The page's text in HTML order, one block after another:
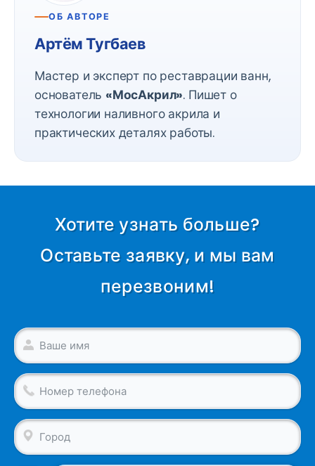
ОБ АВТОРЕ
Артём Тугбаев
Мастер и эксперт по реставрации ванн,
основатель «МосАкрил». Пишет о
технологии наливного акрила и
практических деталях работы.
Хотите узнать больше?
Оставьте заявку, и мы вам
перезвоним!